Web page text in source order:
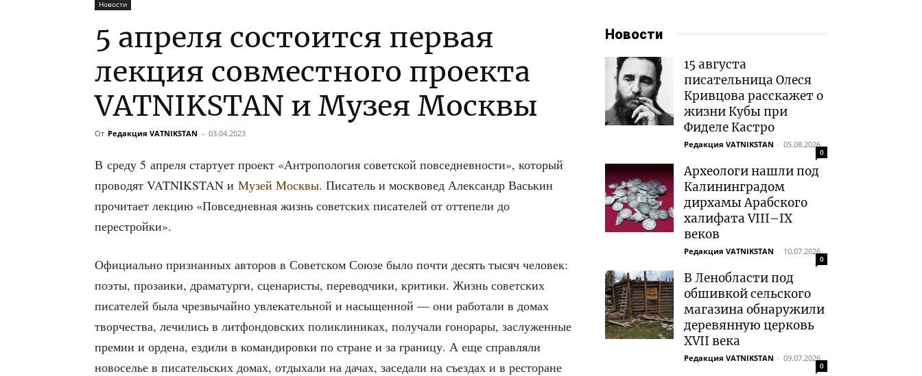
Новости
5 апреля состоится первая
лекция совместного проекта
VATNIKSTAN и Музея Москвы
От Редакция VATNIKSTAN - 03.04.2023
В сре­ду 5 апре­ля стар­ту­ет про­ект «Антро­по­ло­гия совет­ской повсе­днев­но­сти», кото­рый
про­во­дят VATNIKSTAN и Музей Моск­вы. Писа­тель и моск­во­вед Алек­сандр Вась­кин
про­чи­та­ет лек­цию «Повсе­днев­ная жизнь совет­ских писа­те­лей от отте­пе­ли до
перестройки».
Офи­ци­аль­но при­знан­ных авто­ров в Совет­ском Сою­зе было почти десять тысяч чело­век:
поэты, про­за­и­ки, дра­ма­тур­ги, сце­на­ри­сты, пере­вод­чи­ки, кри­ти­ки. Жизнь совет­ских
писа­те­лей была чрез­вы­чай­но увле­ка­тель­ной и насы­щен­ной — они рабо­та­ли в домах
твор­че­ства, лечи­лись в лит­фон­дов­ских поли­кли­ни­ках, полу­ча­ли гоно­ра­ры, заслу­жен­ные
пре­мии и орде­на, езди­ли в коман­ди­ров­ки по стране и за гра­ни­цу. А еще справ­ля­ли
ново­се­лье в писа­тель­ских домах, отды­ха­ли на дачах, засе­да­ли на съез­дах и в ресто­ране
Новости
15 августа
писательница Олеся
Кривцова расскажет о
жизни Кубы при
Фиделе Кастро
Редакция VATNIKSTAN - 05.08.2026
0
Археологи нашли под
Калининградом
дирхамы Арабского
халифата VIII–IX
веков
Редакция VATNIKSTAN - 10.07.2026
0
В Ленобласти под
обшивкой сельского
магазина обнаружили
деревянную церковь
XVII века
Редакция VATNIKSTAN - 09.07.2026
0